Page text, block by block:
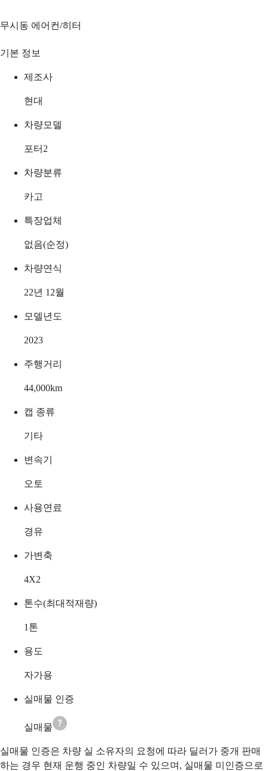
무시동 에어컨/히터
기본 정보
제조사
현대
차량모델
포터2
차량분류
카고
특장업체
없음(순정)
차량연식
22년 12월
모델년도
2023
주행거리
44,000km
캡 종류
기타
변속기
오토
사용연료
경유
가변축
4X2
톤수(최대적재량)
1 톤
용도
자가용
실매물 인증
실매물
실매물 인증은 차량 실 소유자의 요청에 따라 딜러가 중개 판매
하는 경우 현재 운행 중인 차량일 수 있으며, 실매물 미인증으로